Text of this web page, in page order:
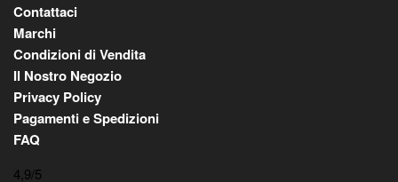
Contattaci
Marchi
Condizioni di Vendita
Il Nostro Negozio
Privacy Policy
Pagamenti e Spedizioni
FAQ
4,9/5